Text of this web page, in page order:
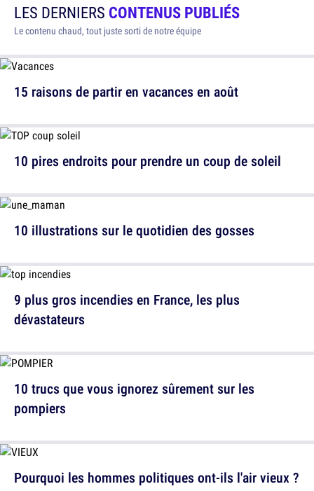
LES DERNIERS CONTENUS PUBLIÉS
Le contenu chaud, tout juste sorti de notre équipe
15 raisons de partir en vacances en août
10 illustrations sur le quotidien des gosses
10 trucs que vous ignorez sûrement sur les
pompiers
10 pires endroits pour prendre un coup de soleil
9 plus gros incendies en France, les plus
dévastateurs
Pourquoi les hommes politiques ont-ils l'air vieux ?